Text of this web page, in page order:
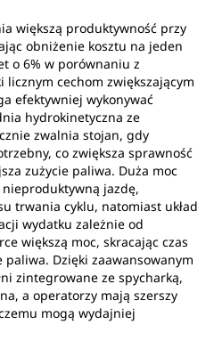
większą produktywność przy
obniżenie kosztu na jeden
o 6% w porównaniu z
cechom zwiększającym
efektywniej wykonywać
hydrokinetyczna ze
zwalnia stojan, gdy
co zwiększa sprawność
zużycie paliwa. Duża moc
jazdę,
trwania cyklu, natomiast układ
wydatku zależnie od
większą moc, skracając czas
Dzięki zaawansowanym
zintegrowane ze spycharką,
a operatorzy mają szerszy
mogą wydajniej